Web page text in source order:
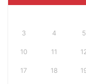
3 4 5
10 11
17 18